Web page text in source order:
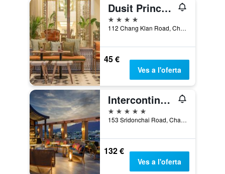
Dusit Princess Chiang Mai
4 estrelles
112 Chang Klan Road, Chiang Mai, Tailàndia
45 €
Ves a l'oferta
Intercontinental Hotels Chiang Mai The Mae Ping By IHG
5 estrelles
153 Sridonchai Road, Chang Klan, Chiang Mai, Tailàndia
132 €
Ves a l'oferta